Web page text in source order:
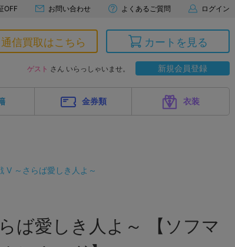
OFF お問い合わせ よくあるご質問 ログイン
通信買取はこちら カートを見る
ゲスト さん いらっしゃいませ。 新規会員登録
金券類 衣装
V ～さらば愛しき人よ～
ば愛しき人よ～ 【ソフマ